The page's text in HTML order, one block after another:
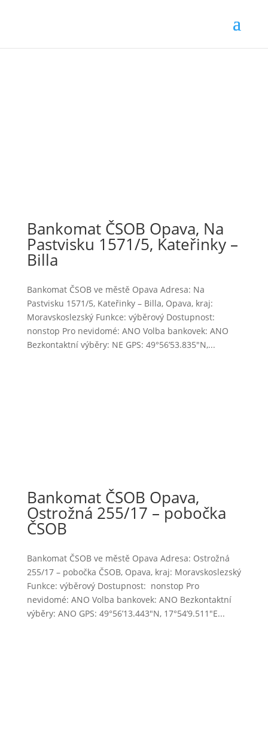
Bankomat ČSOB Opava, Na
Pastvisku 1571/5, Kateřinky –
Billa
Bankomat ČSOB ve městě Opava Adresa: Na
Pastvisku 1571/5, Kateřinky – Billa, Opava, kraj:
Moravskoslezský Funkce: výběrový Dostupnost:
nonstop Pro nevidomé: ANO Volba bankovek: ANO
Bezkontaktní výběry: NE GPS: 49°56’53.835″N,...
Bankomat ČSOB Opava,
Ostrožná 255/17 – pobočka
ČSOB
Bankomat ČSOB ve městě Opava Adresa: Ostrožná
255/17 – pobočka ČSOB, Opava, kraj: Moravskoslezský
Funkce: výběrový Dostupnost: nonstop Pro
nevidomé: ANO Volba bankovek: ANO Bezkontaktní
výběry: ANO GPS: 49°56’13.443″N, 17°54’9.511″E...